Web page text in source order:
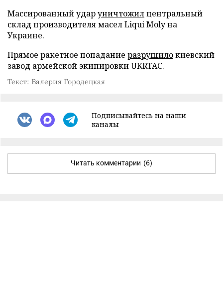
Массированный ударуничтожилцентральный
склад производителя масел Liqui Moly на
Украине.
Прямое ракетное попадание разрушилокиевский
завод армейской экипировки UKRTAC.
Текст: Валерия Городецкая
Подписывайтесь на наши
каналы
Читать комментарии (6)